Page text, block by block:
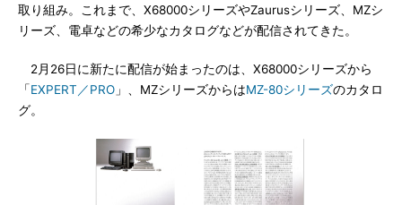
取り組み。これまで、X68000シリーズやZaurusシリーズ、MZシ
リーズ、電卓などの希少なカタログなどが配信されてきた。
2月26日に新たに配信が始まったのは、X68000シリーズから
「EXPERT／PRO 」、MZシリーズからはMZ-80シリーズのカタロ
グ。